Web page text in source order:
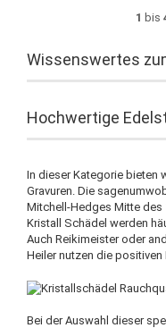
1 bis
Wissenswertes
Hochwertige
In dieser Kategorie bieten
Gravuren. Die
Mitchell-Hedges Mitte
Kristall Schädel werden
Auch Reikimeister oder
Heiler nutzen die positiven
Bei der Auswahl dieser